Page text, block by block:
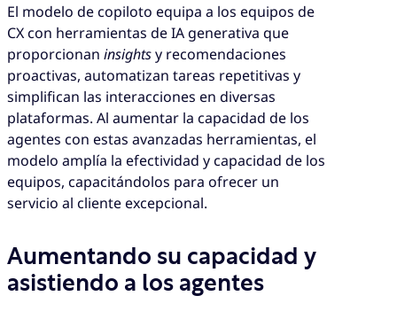
El modelo de copiloto equipa a los equipos de
CX con herramientas de IA generativa que
proporcionan insightsy recomendaciones
proactivas, automatizan tareas repetitivas y
simplifican las interacciones en diversas
plataformas. Al aumentar la capacidad de los
agentes con estas avanzadas herramientas, el
modelo amplía la efectividad y capacidad de los
equipos, capacitándolos para ofrecer un
servicio al cliente excepcional.
Aumentando su capacidad y
asistiendo a los agentes